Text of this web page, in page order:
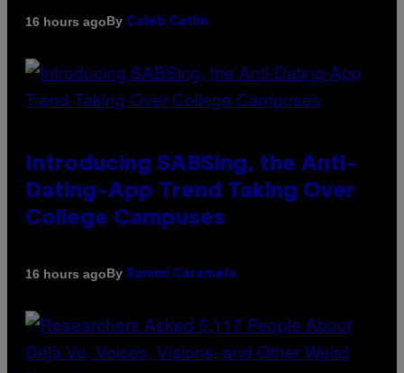
16 hours agoBy Caleb Catlin
Introducing SABSing, the Anti-
Dating-App Trend Taking Over
College Campuses
16 hours agoBy Sammi Caramela